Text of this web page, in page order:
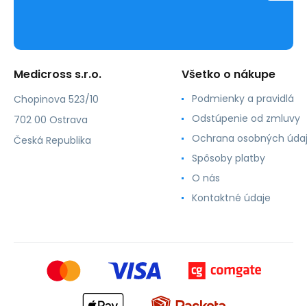
Medicross s.r.o.
Chopinova 523/10
702 00 Ostrava
Česká Republika
Všetko o nákupe
Podmienky a pravidlá
Odstúpenie od zmluvy
Ochrana osobných
Spôsoby platby
O nás
Kontaktné údaje